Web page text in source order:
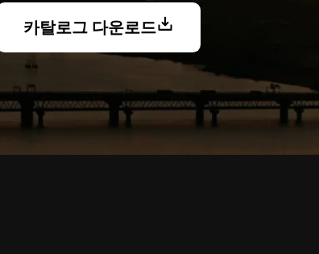
카탈로그 다운로드